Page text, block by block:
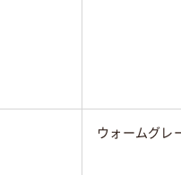
ウォームグレ